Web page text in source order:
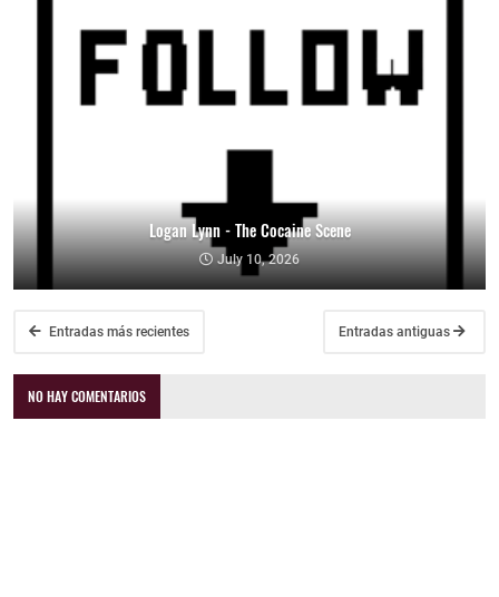
Logan Lynn - The Cocaine Scene
July 10, 2026
Entradas más recientes Entradas antiguas
NO HAY COMENTARIOS